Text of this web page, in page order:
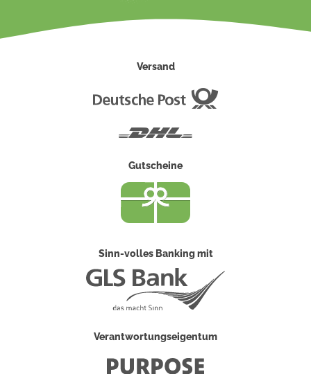
Versand
Gutscheine
Sinn-volles Banking mit
Verantwortungseigentum